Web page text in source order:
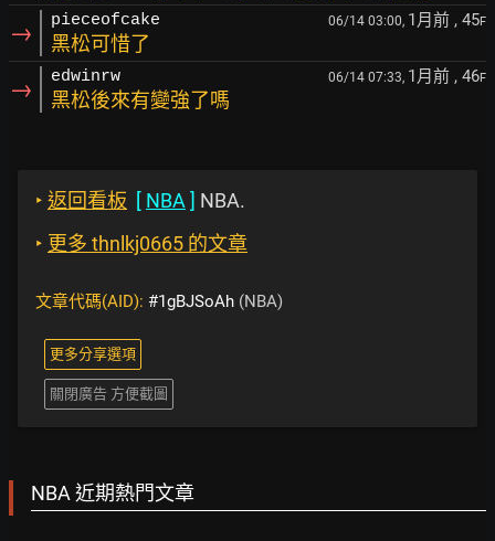
→ pieceofcake 06/14 03:00, 1月前 , 45F
黑松可惜了
→ edwinrw 06/14 07:33, 1月前 , 46F
黑松後來有變強了嗎
‣ 返回看板 [ NBA ] NBA.
‣ 更多 thnlkj0665 的文章
文章代碼(AID): #1gBJSoAh (NBA)
更多分享選項
關閉廣告 方便截圖
NBA 近期熱門文章